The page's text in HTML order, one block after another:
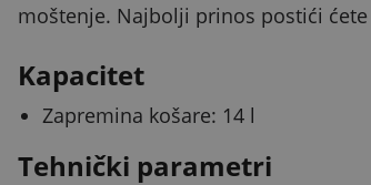
moštenje. Najbolji prinos postići
Kapacitet
Zapremina košare: 14 l
Tehnički parametri